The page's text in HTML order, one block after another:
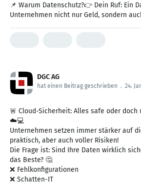
📌 Warum Datenschutz?👉 Dein Ruf: Ein
Unternehmen nicht nur Geld, sondern
DGC AG
hat einen Beitrag geschrieben . 24.
🚨 Cloud-Sicherheit: Alles safe oder doch
☁️💻
Unternehmen setzen immer stärker auf
praktisch, aber auch voller Risiken!
Die Frage ist: Sind Ihre Daten wirklich
das Beste? 🤔
❌ Fehlkonfigurationen
❌ Schatten-IT